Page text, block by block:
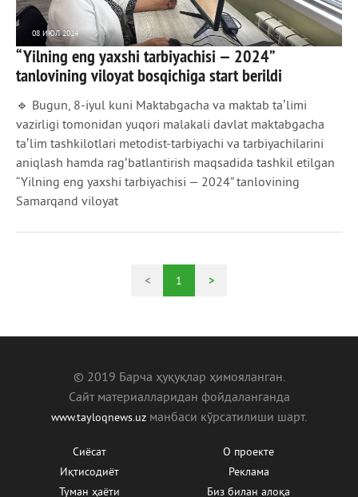
08 ИЮЛ 2024
1 135 0
“Yilning eng yaxshi tarbiyachisi — 2024”
tanlovining viloyat bosqichiga start berildi
🔹 Bugun, 8-iyul kuni Maktabgacha va maktab taʼlimi
vazirligi tomonidan yuqori malakali davlat maktabgacha
taʼlim tashkilotlari metodist-tarbiyachi va tarbiyachilarini
aniqlash hamda ragʻbatlantirish maqsadida tashkil etilgan
“Yilning eng yaxshi tarbiyachisi — 2024” tanlovining
Samarqand viloyat
< 1 >
© 2019 Барча ҳуқуқлар ҳимояланган.
Сайт материалларидан фойдаланганда
www.tayloqnews.uz манбаcи кўрсатилиши шарт.
Сиёсат
Иқтисодиёт
Туман ҳаёти
О проекте
Реклама
Биз билан алоқа